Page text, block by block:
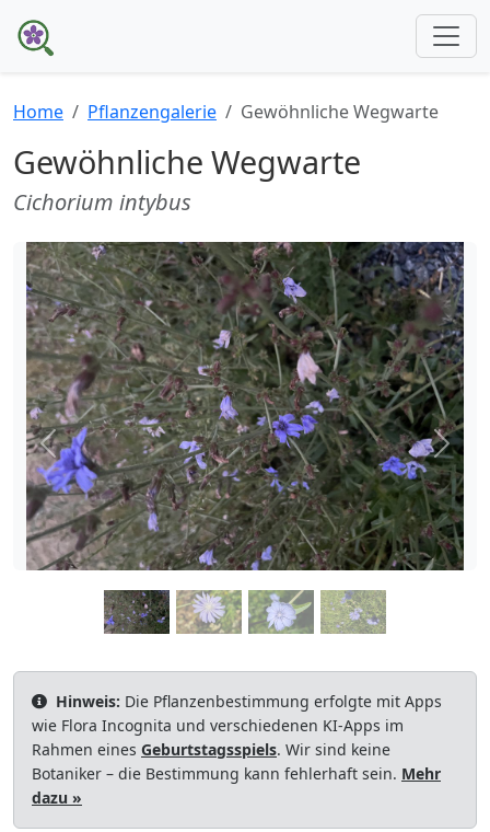
Home Pflanzengalerie Gewöhnliche Wegwarte
Gewöhnliche Wegwarte
Cichorium intybus
Zurück
Hinweis: Die Pflanzenbestimmung erfolgte mit Apps
wie Flora Incognita und verschiedenen KI-Apps im
Rahmen eines Geburtstagsspiels. Wir sind keine
Botaniker – die Bestimmung kann fehlerhaft sein. Mehr
dazu »